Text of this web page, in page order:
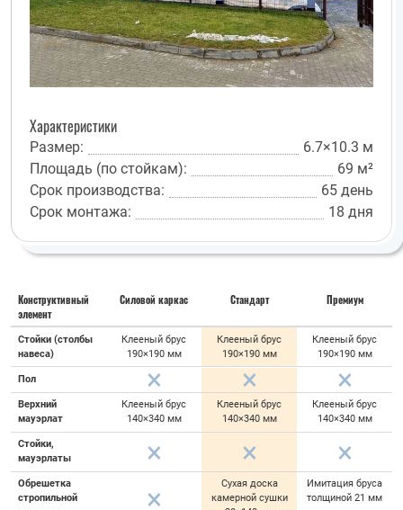
Характеристики
Размер:
6.7×10.3 м
Площадь (по стойкам):
69 м²
Срок производства:
65 день
Срок монтажа:
18 дня
Конструктивный
элемент
Силовой каркас Стандарт Премиум
Стойки (столбы
навеса)
Клееный брус
190×190 мм
Клееный брус
190×190 мм
Клееный брус
190×190 мм
Пол
Верхний
мауэрлат
Клееный брус
140×340 мм
Клееный брус
140×340 мм
Клееный брус
140×340 мм
Стойки,
мауэрлаты
Обрешетка
стропильной
Сухая доска
камерной сушки
Имитация бруса
толщиной 21 мм